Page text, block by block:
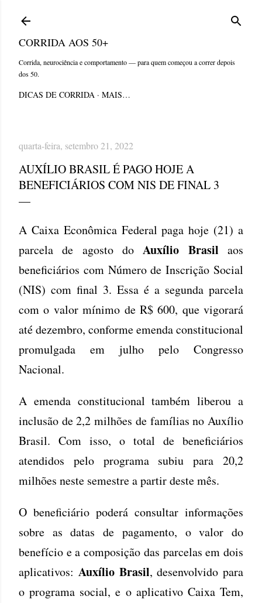
CORRIDA AOS 50+
Corrida, neurociência e comportamento — para quem começou a correr depois
dos 50.
DICAS DE CORRIDA MAIS…
quarta-feira, setembro 21, 2022
AUXÍLIO BRASIL É PAGO HOJE A
BENEFICIÁRIOS COM NIS DE FINAL 3
A Caixa Econômica Federal paga hoje (21) a
parcela de agosto do Auxílio Brasil aos
beneficiários com Número de Inscrição Social
(NIS) com final 3. Essa é a segunda parcela
com o valor mínimo de R$ 600, que vigorará
até dezembro, conforme emenda constitucional
promulgada em julho pelo Congresso
Nacional.
A emenda constitucional também liberou a
inclusão de 2,2 milhões de famílias no Auxílio
Brasil. Com isso, o total de beneficiários
atendidos pelo programa subiu para 20,2
milhões neste semestre a partir deste mês.
O beneficiário poderá consultar informações
sobre as datas de pagamento, o valor do
benefício e a composição das parcelas em dois
aplicativos: Auxílio Brasil, desenvolvido para
o programa social, e o aplicativo Caixa Tem,